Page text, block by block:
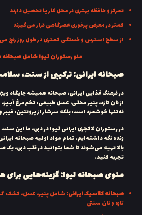
تمرکز و حافظه بهتری در محل کار یا تحصیل دارند
کمتر در معرض پرخوری عصرگاهی قرار می‌گیرند
از سطح استرس و خستگی کمتری در طول روز رنج
منو رستوران لیوا شامل صبحانه
صبحانه ایرانی: ترکیبی از سنت،
در فرهنگ غذایی ایرانی، صبحانه همیشه جایگاه
از نان تازه، پنیر محلی، عسل طبیعی، تخم‌مرغ
نه‌تنها خوشمزه است، بلکه سرشار از پروتئین،
در رستوران لاکچری ایرانی لیوا در دبی، ما این
زنده نگه داشته‌ایم. تمام مواد اولیه صبحانه ایرانی
بالا تهیه می‌شوند تا شما بتوانید در قلب دبی، یک
تجربه کنید.
منوی صبحانه لیوا: گزینه‌هایی
صبحانه کلاسیک ایرانی:شامل پنیر، عسل، کشک،
تازه و نان سنتی